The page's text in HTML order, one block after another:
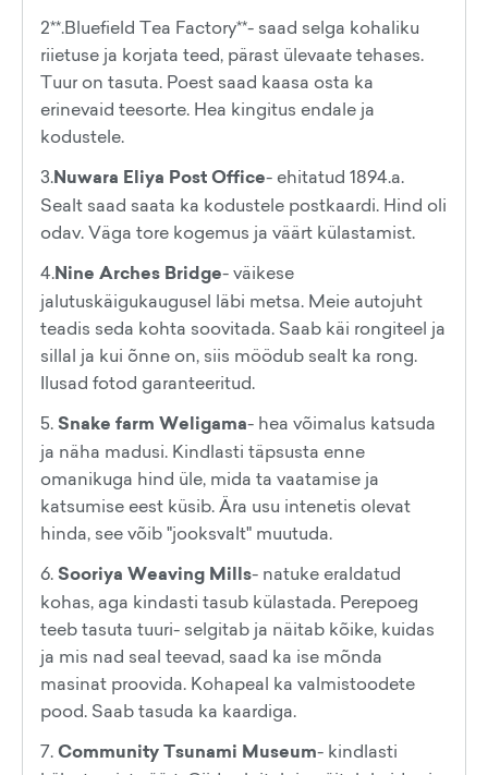
2**.Bluefield Tea Factory**- saad selga kohaliku
riietuse ja korjata teed, pärast ülevaate tehases.
Tuur on tasuta. Poest saad kaasa osta ka
erinevaid teesorte. Hea kingitus endale ja
kodustele.
3.Nuwara Eliya Post Office- ehitatud 1894.a.
Sealt saad saata ka kodustele postkaardi. Hind oli
odav. Väga tore kogemus ja väärt külastamist.
4.Nine Arches Bridge- väikese
jalutuskäigukaugusel läbi metsa. Meie autojuht
teadis seda kohta soovitada. Saab käi rongiteel ja
sillal ja kui õnne on, siis möödub sealt ka rong.
Ilusad fotod garanteeritud.
5.Snake farm Weligama- hea võimalus katsuda
ja näha madusi. Kindlasti täpsusta enne
omanikuga hind üle, mida ta vaatamise ja
katsumise eest küsib. Ära usu intenetis olevat
hinda, see võib "jooksvalt" muutuda.
6.Sooriya Weaving Mills- natuke eraldatud
kohas, aga kindasti tasub külastada. Perepoeg
teeb tasuta tuuri- selgitab ja näitab kõike, kuidas
ja mis nad seal teevad, saad ka ise mõnda
masinat proovida. Kohapeal ka valmistoodete
pood. Saab tasuda ka kaardiga.
7.Community Tsunami Museum- kindlasti